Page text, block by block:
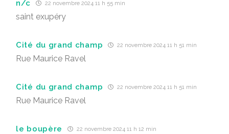
n/c 22 novembre 2024 11 h 55 min
saint exupéry
Cité du grand champ 22 novembre 2024 11 h 51 min
Rue Maurice Ravel
Cité du grand champ 22 novembre 2024 11 h 51 min
Rue Maurice Ravel
le boupère 22 novembre 2024 11 h 12 min